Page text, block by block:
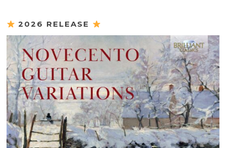
2026 RELEASE